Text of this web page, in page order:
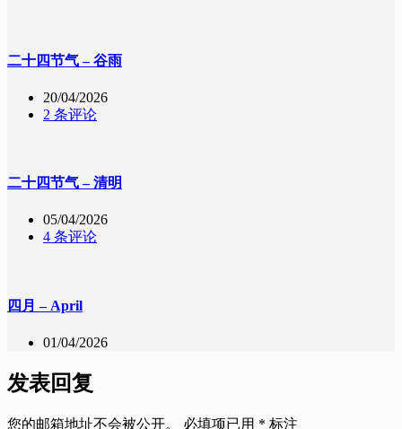
二十四节气 – 谷雨
20/04/2026
2 条评论
二十四节气 – 清明
05/04/2026
4 条评论
四月 – April
01/04/2026
发表回复
您的邮箱地址不会被公开。 必填项已用 * 标注